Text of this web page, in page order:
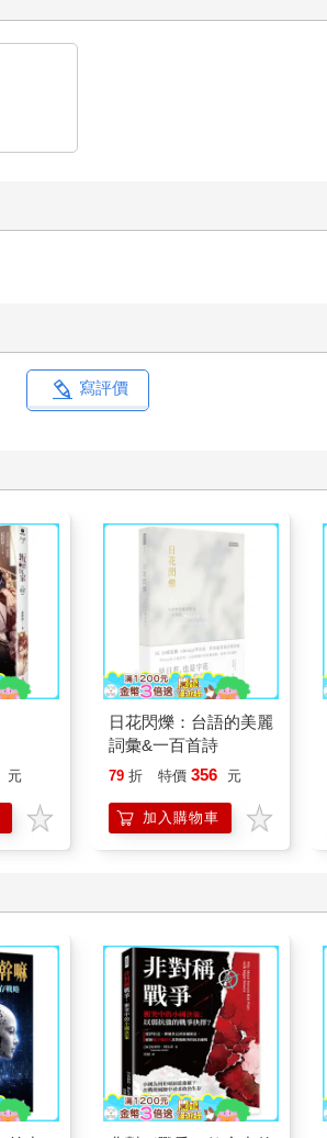
寫評價
元
日花閃爍：台語的美麗
詞彙&一百首詩
79 折 特價 356 元
加入購物車